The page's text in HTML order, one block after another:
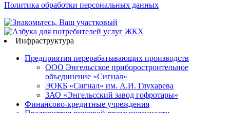
Политика обработки персональных данных
Инфраструктура
Предприятия перерабатывающих производств
ООО Энгельсское приборостроительное
объединение «Сигнал»
ЭОКБ «Сигнал» им. А.И. Глухарева
ЗАО «Энгельсский завод гофротары»
Финансово-кредитные учреждения